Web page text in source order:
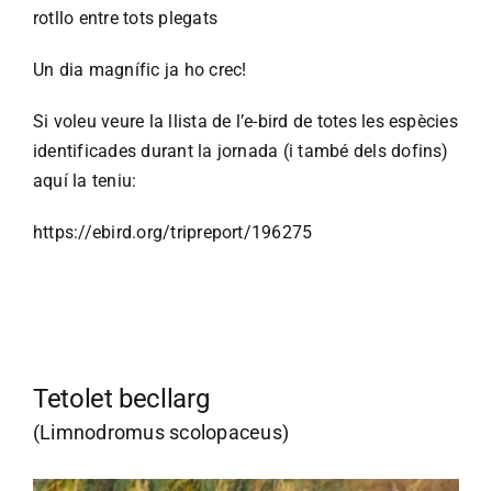
rotllo entre tots plegats
Un dia magnífic ja ho crec!
Si voleu veure la llista de l’e-bird de totes les espècies
identificades durant la jornada (i també dels dofins)
aquí la teniu:
https://ebird.org/tripreport/196275
Tetolet becllarg
(Limnodromus scolopaceus)